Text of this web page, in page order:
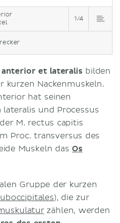
1/4
et lateralis bilden
kurzen Nackenmuskeln.
hat seinen
lateralis und Processus
M. rectus capitis
Proc. transversus des
Muskeln das Os
Gruppe der kurzen
), die zur
zählen, werden